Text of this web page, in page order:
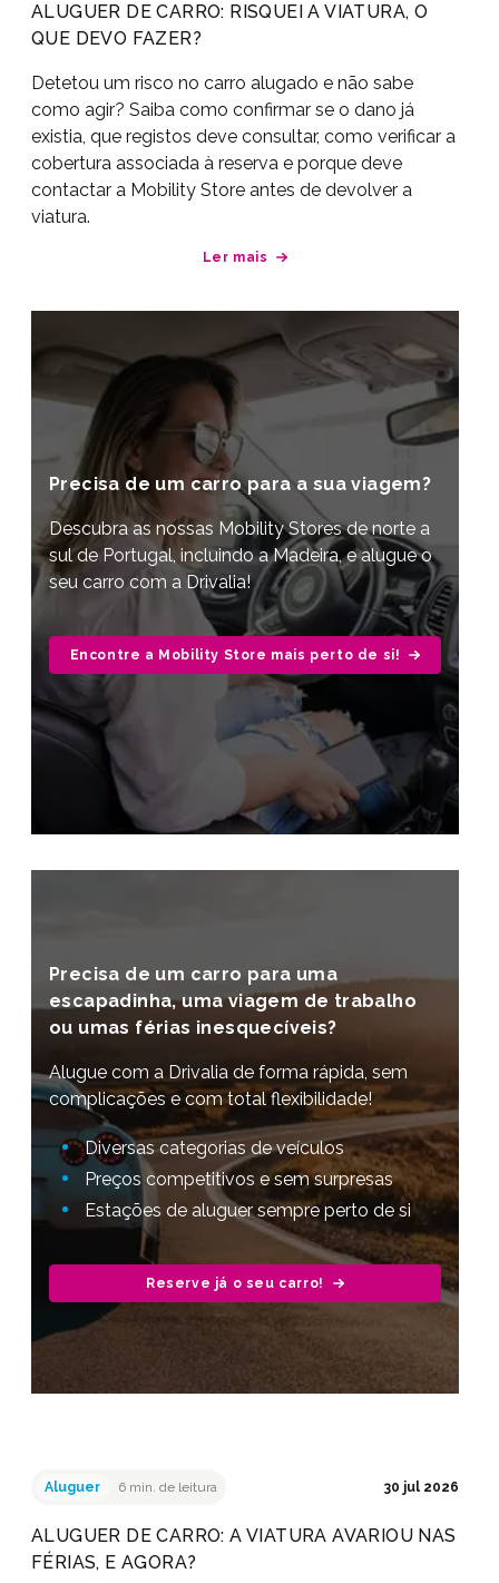
ALUGUER DE CARRO: RISQUEI A VIATURA, O
QUE DEVO FAZER?
Detetou um risco no carro alugado e não sabe
como agir? Saiba como confirmar se o dano já
existia, que registos deve consultar, como verificar a
cobertura associada à reserva e porque deve
contactar a Mobility Store antes de devolver a
viatura.
Ler mais
Precisa de um carro para a sua viagem?
Descubra as nossas Mobility Stores de norte a
sul de Portugal, incluindo a Madeira, e alugue o
seu carro com a Drivalia!
Encontre a Mobility Store mais perto de si!
Precisa de um carro para uma
escapadinha, uma viagem de trabalho
ou umas férias inesquecíveis?
Alugue com a Drivalia de forma rápida, sem
complicações e com total flexibilidade!
Diversas categorias de veículos
Preços competitivos e sem surpresas
Estações de aluguer sempre perto de si
Reserve já o seu carro!
Aluguer 6 min. de leitura 30 jul 2026
ALUGUER DE CARRO: A VIATURA AVARIOU NAS
FÉRIAS, E AGORA?